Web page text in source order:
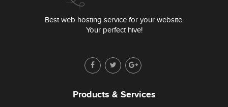
Best web hosting service for your website.
Your perfect hive!
Products & Services